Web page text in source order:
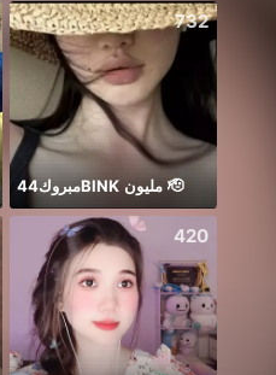
732
مبروك44BlNK مليون 🫡
420